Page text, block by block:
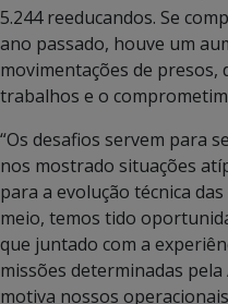
5.244 reeducandos. Se
ano passado, houve um
movimentações de
trabalhos e o
“Os desafios servem para
nos mostrado situações
para a evolução técnica
meio, temos tido
que juntado com a
missões determinadas
motiva nossos